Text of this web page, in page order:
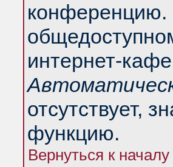
конференцию.
интернет-
отсутствует,
функцию.
Вернуться к началу